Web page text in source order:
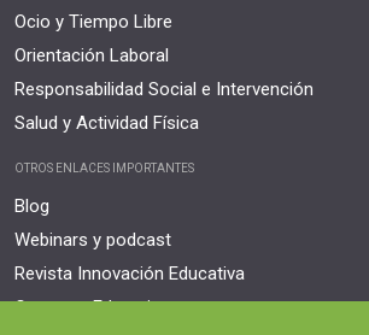
Ocio y Tiempo Libre
Orientación Laboral
Responsabilidad Social e Intervención
Salud y Actividad Física
OTROS ENLACES IMPORTANTES
Blog
Webinars y podcast
Revista Innovación Educativa
Contexto Educativo